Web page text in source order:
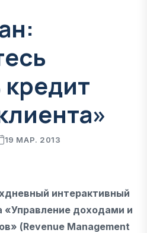
19 МАР. 2013
интерактивный
«Управление доходами и
(Revenue Management